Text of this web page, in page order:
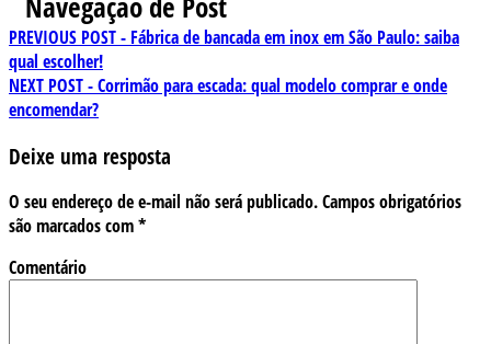
PREVIOUS POST - Fábrica de bancada em inox em São Paulo: saiba
qual escolher!
NEXT POST -Corrimão para escada: qual modelo comprar e onde
encomendar?
Deixe uma resposta
O seu endereço de e-mail não será publicado.Campos obrigatórios
são marcados com*
Comentário